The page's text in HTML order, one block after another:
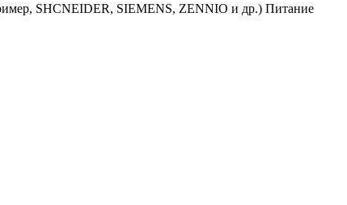
SHCNEIDER, SIEMENS, ZENNIO и др.) Питание